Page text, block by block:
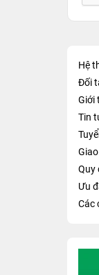
Hệ
Đối
Giới
Tin
Quy
Ưu
Các